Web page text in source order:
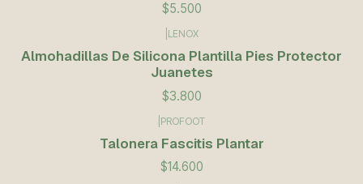
$5.500
LENOX
Almohadillas De Silicona Plantilla Pies Protector
Juanetes
$3.800
PROFOOT
Talonera Fascitis Plantar
$14.600